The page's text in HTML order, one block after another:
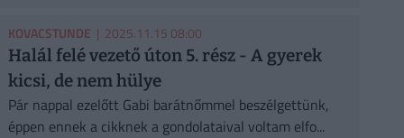
KOVACSTUNDE | 2025.11.15 08:00
Halál felé vezető úton 5. rész - A gyerek
kicsi, de nem hülye
Pár nappal ezelőtt Gabi barátnőmmel beszélgettünk,
éppen ennek a cikknek a gondolataival voltam elfo...